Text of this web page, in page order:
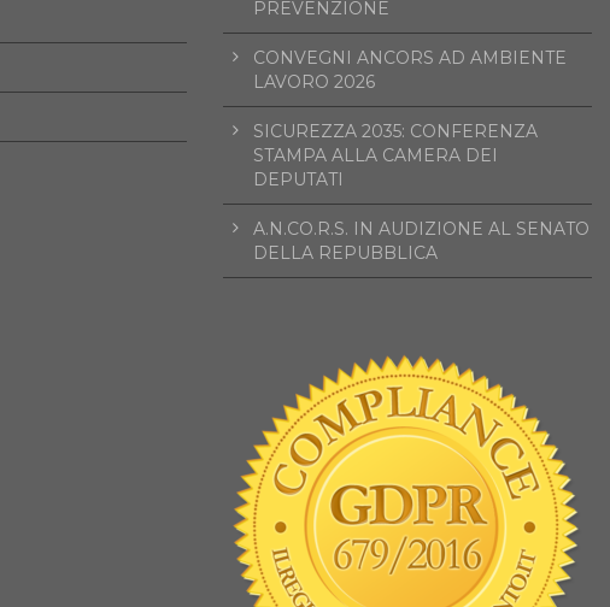
PREVENZIONE
CONVEGNI ANCORS AD AMBIENTE
LAVORO 2026
SICUREZZA 2035: CONFERENZA
STAMPA ALLA CAMERA DEI
DEPUTATI
A.N.CO.R.S. IN AUDIZIONE AL SENATO
DELLA REPUBBLICA